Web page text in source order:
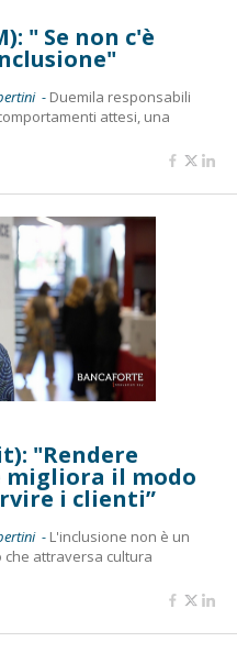
" Se non c'è
- Duemila responsabili
attesi, una
"Rendere
migliora il modo
i clienti”
- L'inclusione non è un
che attraversa cultura